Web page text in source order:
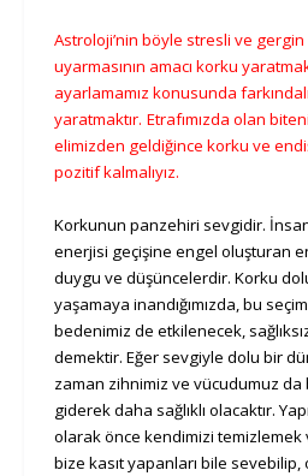
Astroloji’nin böyle stresli ve
uyarmasının amacı korku
ayarlamamız konusunda
yaratmaktır. Etrafımızda olan
elimizden geldiğince korku ve
pozitif kalmalıyız.
Korkunun panzehiri sevgidir.
enerjisi geçişine engel oluşturan
duygu ve düşüncelerdir. Korku
yaşamaya inandığımızda, bu
bedenimiz de etkilenecek,
demektir. Eğer sevgiyle dolu bir
zaman zihnimiz ve vücudumuz
giderek daha sağlıklı olacaktır.
olarak önce kendimizi
bize kasıt yapanları bile